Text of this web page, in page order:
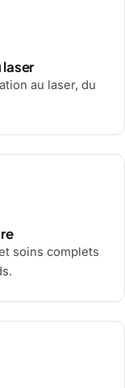
laser
au laser, du
soins complets